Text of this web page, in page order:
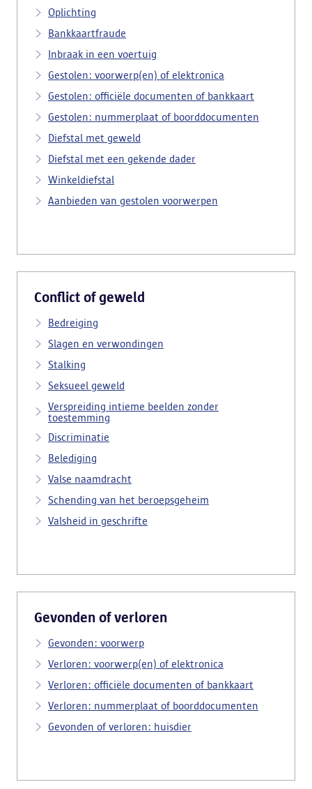
Oplichting
Bankkaartfraude
Inbraak in een voertuig
Gestolen: voorwerp(en) of elektronica
Gestolen: officiële documenten of bankkaart
Gestolen: nummerplaat of boorddocumenten
Diefstal met geweld
Diefstal met een gekende dader
Winkeldiefstal
Aanbieden van gestolen voorwerpen
Conflict of geweld
Bedreiging
Slagen en verwondingen
Stalking
Seksueel geweld
Verspreiding intieme beelden zonder
toestemming
Discriminatie
Belediging
Valse naamdracht
Schending van het beroepsgeheim
Valsheid in geschrifte
Gevonden of verloren
Gevonden: voorwerp
Verloren: voorwerp(en) of elektronica
Verloren: officiële documenten of bankkaart
Verloren: nummerplaat of boorddocumenten
Gevonden of verloren: huisdier